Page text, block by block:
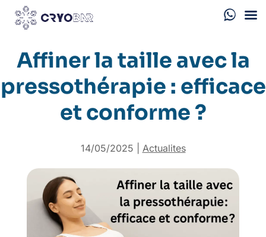
Affiner la taille avec la
pressothérapie : efficace
et conforme ?
14/05/2025 Actualites